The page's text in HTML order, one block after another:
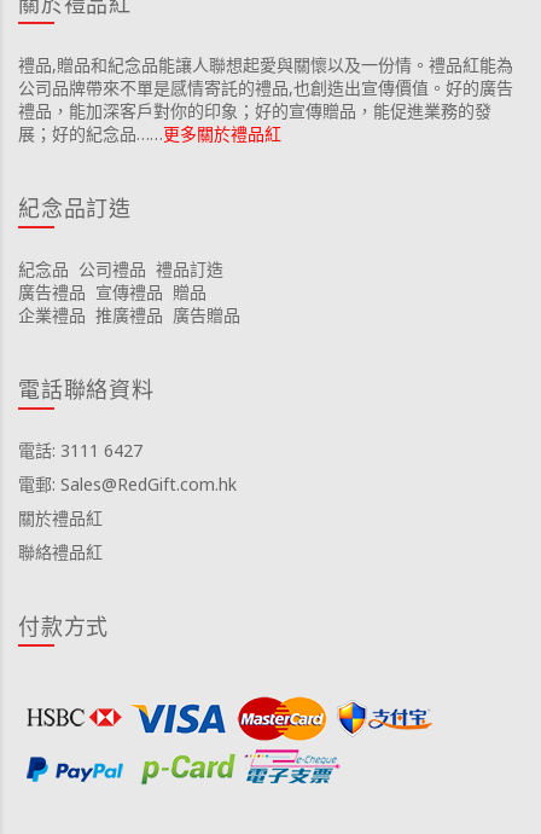
禮品,贈品和紀念品能讓人聯想起愛與關懷以及一份情。禮品紅能為
公司品牌帶來不單是感情寄託的禮品,也創造出宣傳價值。好的廣告
禮品，能加深客戶對你的印象；好的宣傳贈品，能促進業務的發
展；好的紀念品……更多關於禮品紅
紀念品訂造
紀念品 公司禮品 禮品訂造
廣告禮品 宣傳禮品 贈品
企業禮品 推廣禮品 廣告贈品
電話聯絡資料
電話: 3111 6427
電郵: Sales@RedGift.com.hk
關於禮品紅
聯絡禮品紅
付款方式